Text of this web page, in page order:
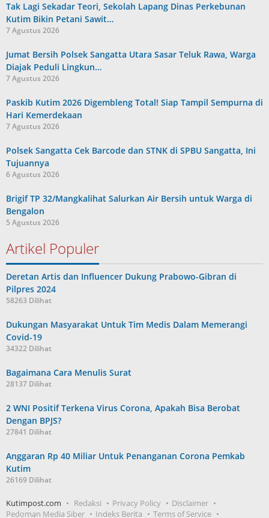
Tak Lagi Sekadar Teori, Sekolah Lapang Dinas Perkebunan
Kutim Bikin Petani Sawit…
7 Agustus 2026
Jumat Bersih Polsek Sangatta Utara Sasar Teluk Rawa, Warga
Diajak Peduli Lingkun…
7 Agustus 2026
Paskib Kutim 2026 Digembleng Total! Siap Tampil Sempurna di
Hari Kemerdekaan
7 Agustus 2026
Polsek Sangatta Cek Barcode dan STNK di SPBU Sangatta, Ini
Tujuannya
6 Agustus 2026
Brigif TP 32/Mangkalihat Salurkan Air Bersih untuk Warga di
Bengalon
5 Agustus 2026
Artikel Populer
Deretan Artis dan Influencer Dukung Prabowo-Gibran di
Pilpres 2024
58263 Dilihat
Dukungan Masyarakat Untuk Tim Medis Dalam Memerangi
Covid-19
34322 Dilihat
Bagaimana Cara Menulis Surat
28137 Dilihat
2 WNI Positif Terkena Virus Corona, Apakah Bisa Berobat
Dengan BPJS?
27841 Dilihat
Anggaran Rp 40 Miliar Untuk Penanganan Corona Pemkab
Kutim
26169 Dilihat
Kutimpost.com Redaksi Privacy Policy
Disclaimer
Pedoman Media Siber
Indeks Berita Terms of Service